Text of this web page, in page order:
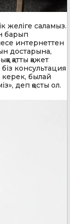
желіге саламыз.
барып
интернеттен
достарына,
қатты қажет
консультация
былай
деп қосты ол.